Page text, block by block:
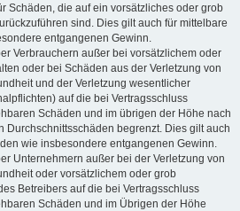
Schäden, die auf ein vorsätzliches oder grob
sind. Dies gilt auch für mittelbare
entgangenen Gewinn.
Verbrauchern außer bei vorsätzlichem oder
oder bei Schäden aus der Verletzung von
und der Verletzung wesentlicher
auf die bei Vertragsschluss
Schäden und im übrigen der Höhe nach
Durchschnittsschäden begrenzt. Dies gilt auch
wie insbesondere entgangenen Gewinn.
Unternehmern außer bei der Verletzung von
oder vorsätzlichem oder grob
Betreibers auf die bei Vertragsschluss
Schäden und im Übrigen der Höhe